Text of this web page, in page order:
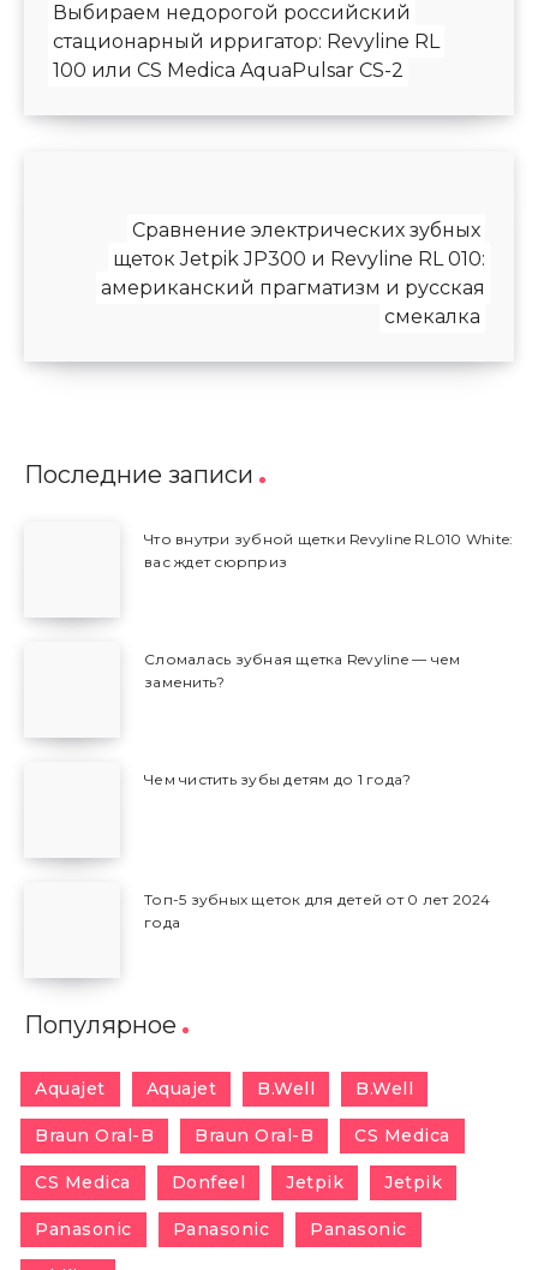
Выбираем недорогой российский
стационарный ирригатор: Revyline RL
100 или CS Medica AquaPulsar CS-2
Сравнение электрических зубных
щеток Jetpik JP300 и Revyline RL 010:
американский прагматизм и русская
смекалка
Последние записи
Что внутри зубной щетки Revyline RL010 White:
вас ждет сюрприз
Сломалась зубная щетка Revyline — чем
заменить?
Чем чистить зубы детям до 1 года?
Топ-5 зубных щеток для детей от 0 лет 2024
года
Популярное
Aquajet Aquajet B.Well B.Well
Braun Oral-B Braun Oral-B CS Medica
CS Medica Donfeel Jetpik Jetpik
Panasonic Panasonic Panasonic